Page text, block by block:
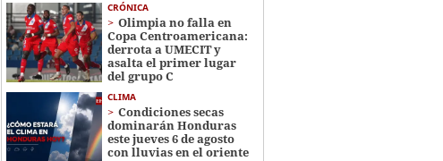
CRÓNICA
Olimpia no falla en
Copa Centroamericana:
derrota a UMECIT y
asalta el primer lugar
del grupo C
CLIMA
Condiciones secas
dominarán Honduras
este jueves 6 de agosto
con lluvias en el oriente